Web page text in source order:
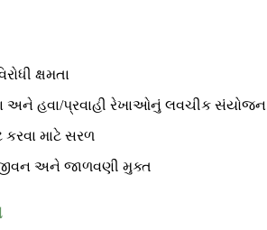
ક્ષમતા
અને હવા/પ્રવાહી રેખાઓનું લવચીક સંયોજન
કરવા માટે સરળ
અને જાળવણી મુક્ત